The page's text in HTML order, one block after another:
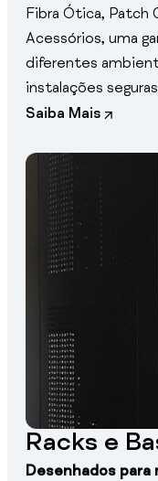
Fibra Ótica, Patch
Acessórios, uma
diferentes
instalações
Saiba Mais
Racks e
Desenhados para